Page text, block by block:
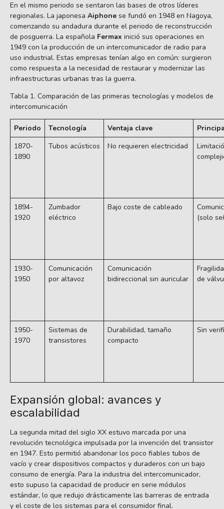
En el mismo periodo se sentaron las bases de otros líderes
regionales. La japonesa Aiphone se fundó en 1948 en Nagoya,
comenzando su andadura durante el periodo de reconstrucción
de posguerra. La española Fermax inició sus operaciones en
1949 con la producción de un intercomunicador de radio para
uso industrial. Estas empresas tenían algo en común: surgieron
como respuesta a la necesidad de restaurar y modernizar las
infraestructuras urbanas tras la guerra.
Tabla 1. Comparación de las primeras tecnologías y modelos de
intercomunicación
Periodo Tecnología Ventaja clave
1870-
1890
Tubos acústicos No requieren electricidad
1894-
1920
Zumbador
eléctrico
Bajo coste de cableado
(solo
1930-
1950
Comunicación
por altavoz
Comunicación
bidireccional sin auricular
de
1950-
1970
Sistemas de
transistores
Durabilidad, tamaño
compacto
Sin
Expansión global: avances y
escalabilidad
La segunda mitad del siglo XX estuvo marcada por una
revolución tecnológica impulsada por la invención del transistor
en 1947. Esto permitió abandonar los poco fiables tubos de
vacío y crear dispositivos compactos y duraderos con un bajo
consumo de energía. Para la industria del intercomunicador,
esto supuso la capacidad de producir en serie módulos
estándar, lo que redujo drásticamente las barreras de entrada
y el coste de los sistemas para el consumidor final.